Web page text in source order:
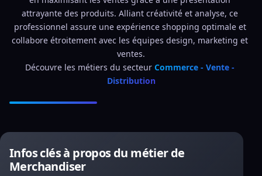
attrayante des produits. Alliant créativité et analyse, ce
professionnel assure une expérience shopping optimale et
collabore étroitement avec les équipes design, marketing et
ventes.
Découvre les métiers du secteur Commerce - Vente -
Distribution
Infos clés à propos du métier de
Merchandiser